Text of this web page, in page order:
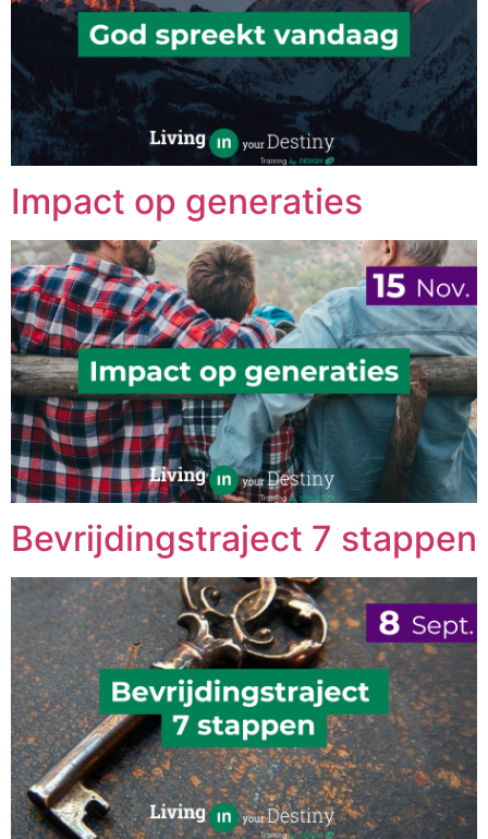
Impact op generaties
Bevrijdingstraject 7 stappen